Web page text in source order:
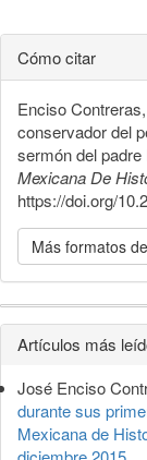
Cómo citar
Enciso
conservador del
sermón del
Mexicana De
https://doi.org/
Más formatos
Detalles
del
artículo
Artículos más
José Enciso
durante sus
Mexicana de